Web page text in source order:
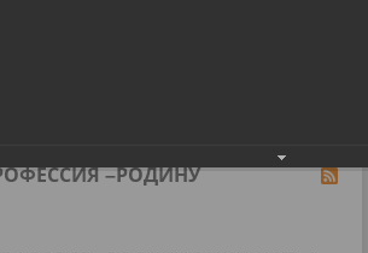
–РОДИНУ